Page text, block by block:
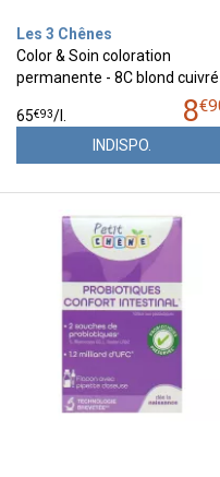
Les 3 Chênes
Color & Soin coloration
permanente - 8C blond cuivré
8€
65€93/
INDISPO.